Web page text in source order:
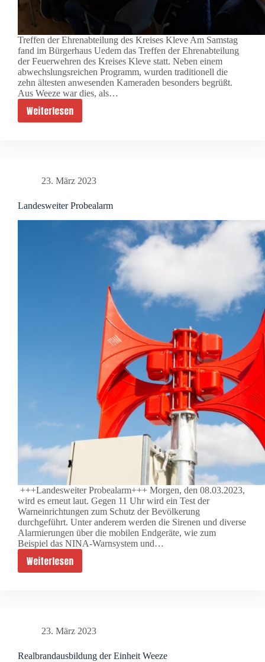
Treffen der Ehrenabteilung des Kreises Kleve Am Samstag
fand im Bürgerhaus Uedem das Treffen der Ehrenabteilung
der Feuerwehren des Kreises Kleve statt. Neben einem
abwechslungsreichen Programm, wurden traditionell die
zehn ältesten anwesenden Kameraden besonders begrüßt.
Aus Weeze war dies, als…
Weiterlesen
Treffen
Kleve
23. März 2023
Landesweiter Probealarm
+++Landesweiter Probealarm+++ Morgen, den 08.03.2023,
wird es erneut laut. Gegen 11 Uhr wird ein Test der
Warneinrichtungen zum Schutz der Bevölkerung
durchgeführt. Unter anderem werden die Sirenen und diverse
Alarmierungen über die mobilen Endgeräte, wie zum
Beispiel das NINA-Warnsystem und…
Weiterlesen
Landesweiter
23. März 2023
Realbrandausbildung der Einheit Weeze